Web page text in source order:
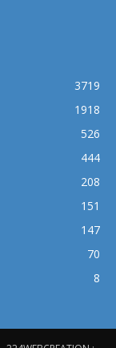
3719
1918
526
444
208
151
147
70
8